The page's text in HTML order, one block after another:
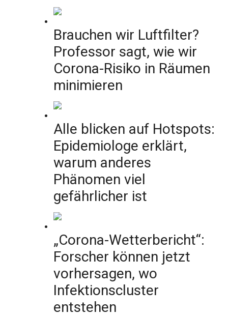
Brauchen wir Luftfilter?
Professor sagt, wie wir
Corona-Risiko in Räumen
minimieren
Alle blicken auf Hotspots:
Epidemiologe erklärt,
warum anderes
Phänomen viel
gefährlicher ist
„Corona-Wetterbericht“:
Forscher können jetzt
vorhersagen, wo
Infektionscluster
entstehen